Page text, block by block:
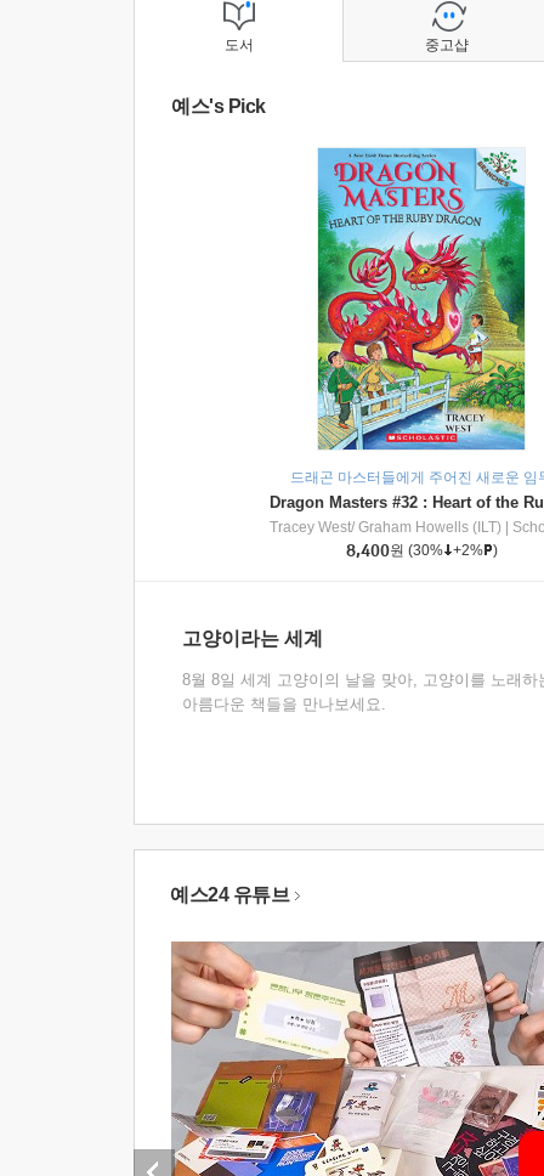
도서
예스's Pick
드래곤 마스터들에게 주어진 새로운 임
Tracey West/ Graham Howells (ILT)
8,400원 (30% +2% )
고양이라는 세계
8월 8일 세계 고양이의 날을 맞아, 고양이를 노래하
아름다운 책들을 만나보세요.
중고샵
예스24 유튜브